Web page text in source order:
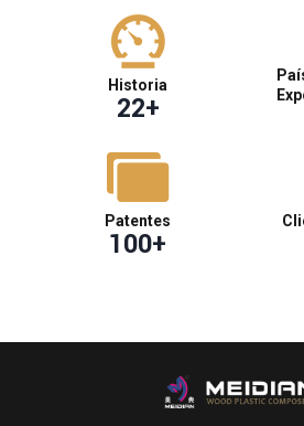
Historia
22+
Patentes
100+